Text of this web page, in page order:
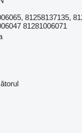
81258137135,
81281006071